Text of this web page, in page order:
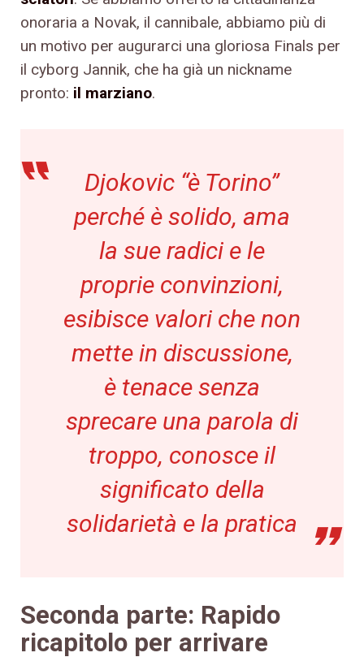
onoraria a Novak, il cannibale, abbiamo più di
un motivo per augurarci una gloriosa Finals per
il cyborg Jannik, che ha già un nickname
pronto: il marziano.
Djokovic “è Torino”
perché è solido, ama
la sue radici e le
proprie convinzioni,
esibisce valori che non
mette in discussione,
è tenace senza
sprecare una parola di
troppo, conosce il
significato della
solidarietà e la pratica
Seconda parte: Rapido
ricapitolo per arrivare